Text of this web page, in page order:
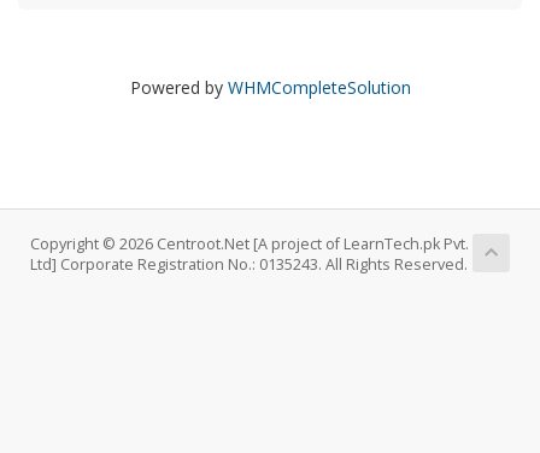
Powered by WHMCompleteSolution
Copyright © 2026 Centroot.Net [A project of LearnTech.pk Pvt.
Ltd] Corporate Registration No.: 0135243. All Rights Reserved.